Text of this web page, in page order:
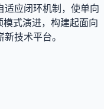
适应闭环机制，使单向
式演进，构建起面向
技术平台。